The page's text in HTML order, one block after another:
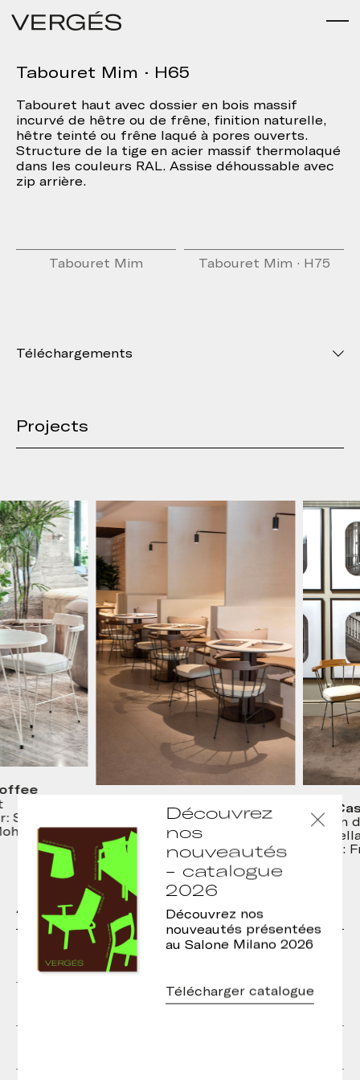
Tabouret Mim · H65
Tabouret haut avec dossier en bois massif
incurvé de hêtre ou de frêne, finition naturelle,
hêtre teinté ou frêne laqué à pores ouverts.
Structure de la tige en acier massif thermolaqué
dans les couleurs RAL. Assise déhoussable avec
zip arrière.
Tabouret Mim Tabouret Mim · H75
Téléchargements
Projects
Hotel Silken Platja d’Aro
Design d’intérieur: Matescan
Photo: Francesc Rabat
H10,
Design
Tarruella
Photo:
Autres modèles de la collection
Découvrez
nos
nouveautés
- catalogue
2026
Découvrez nos
nouveautés présentées
au Salone Milano 2026
Télécharger catalogue